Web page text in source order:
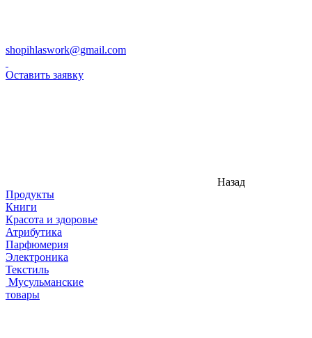
shopihlaswork@gmail.com
Оставить заявку
Назад
Продукты
Книги
Красота и здоровье
Атрибутика
Парфюмерия
Электроника
Текстиль
Мусульманские
товары